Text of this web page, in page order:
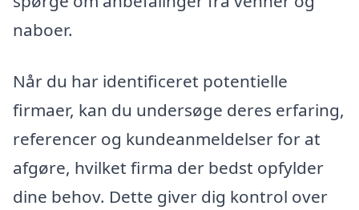
naboer.
Når du har identificeret potentielle
firmaer, kan du undersøge deres erfaring,
referencer og kundeanmeldelser for at
afgøre, hvilket firma der bedst opfylder
dine behov. Dette giver dig kontrol over